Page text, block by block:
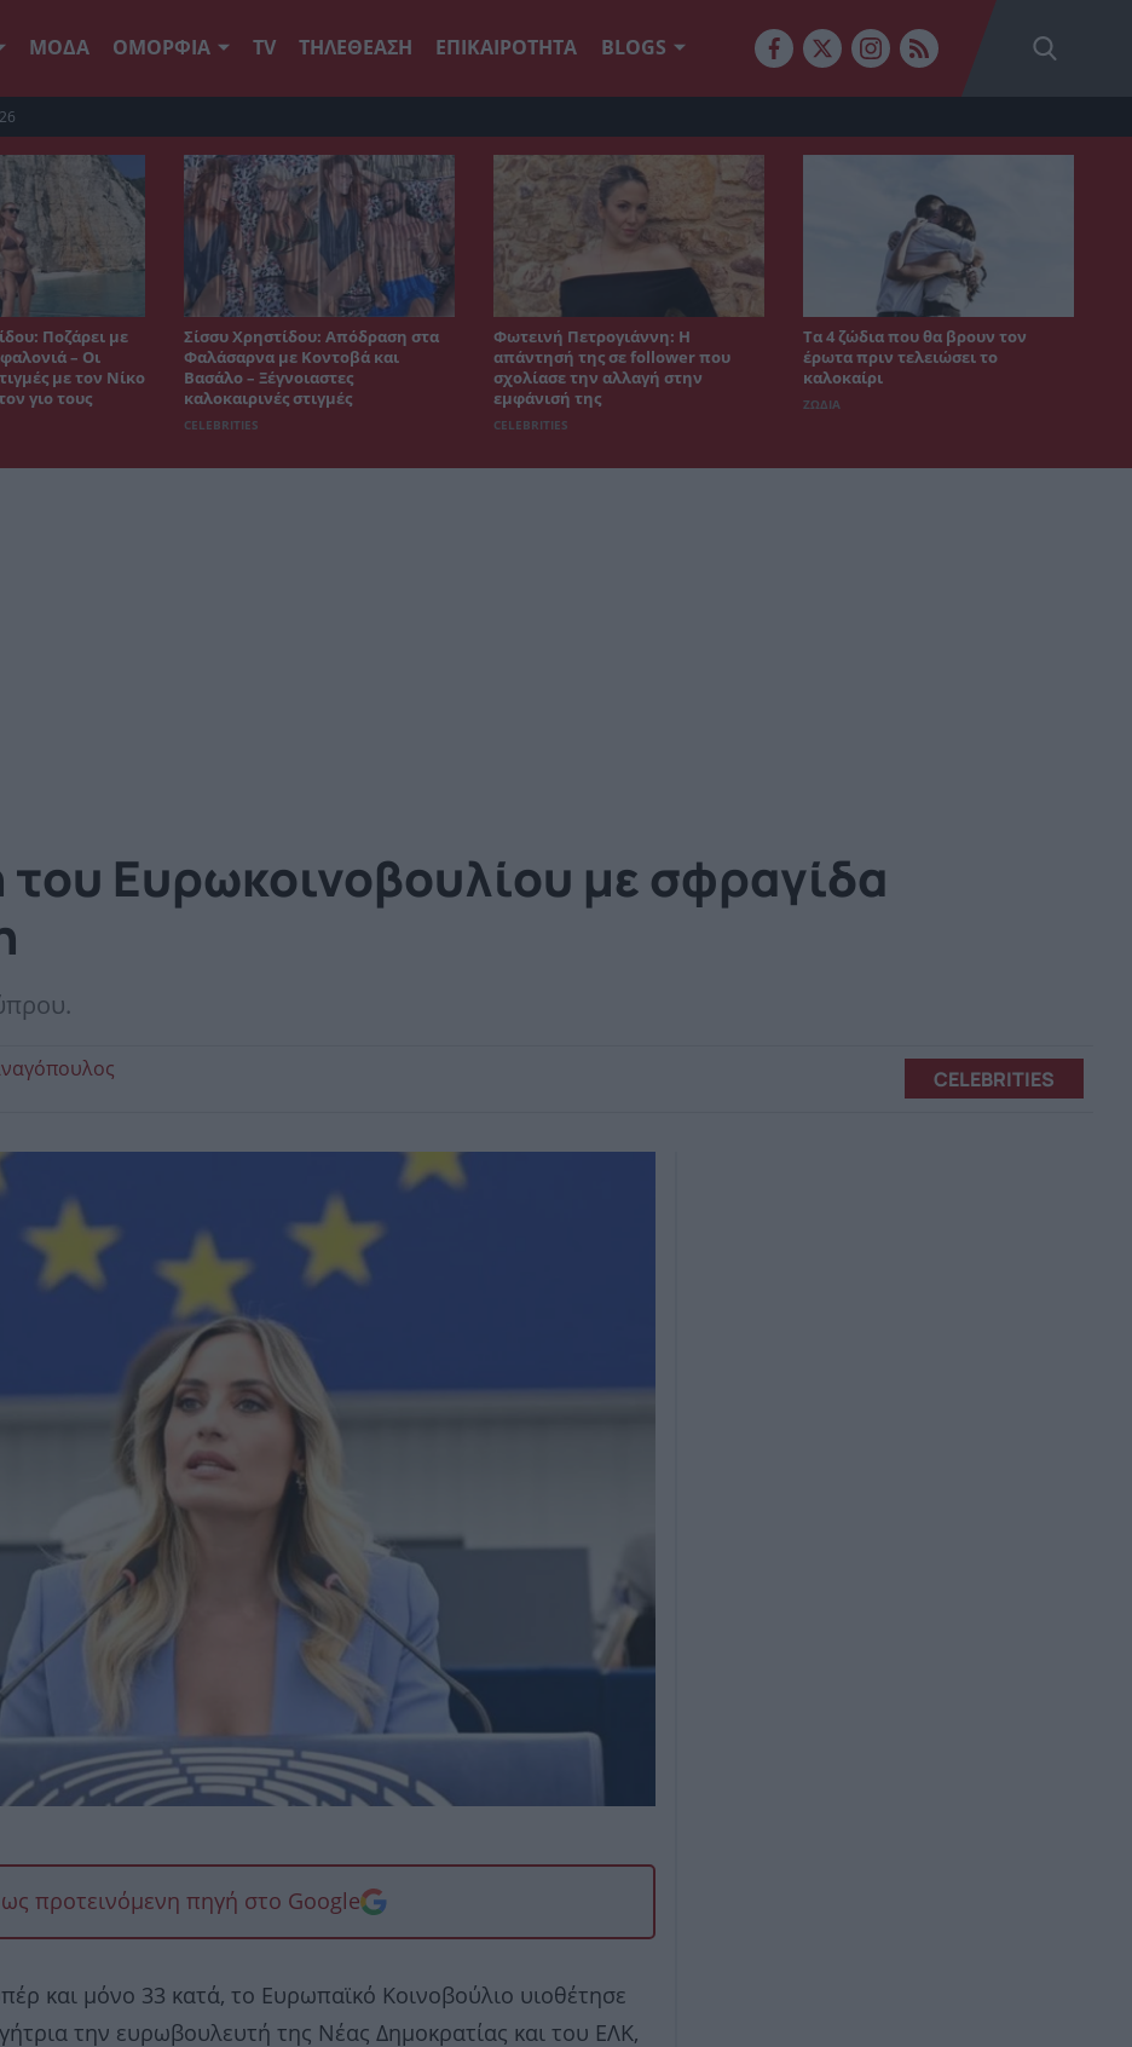
ΜΟΔΑ ΟΜΟΡΦΙΑ TV ΤΗΛΕΘΕΑΣΗ ΕΠΙΚΑΙΡΟΤΗΤΑ BLOGS
Ποζάρει με
– Οι
με τον Νίκο
γιο τους
Σίσσυ Χρηστίδου: Απόδραση στα
Φαλάσαρνα με Κοντοβά και
Βασάλο – Ξέγνοιαστες
καλοκαιρινές στιγμές
CELEBRITIES
Φωτεινή Πετρογιάννη: Η
απάντησή της σε follower που
σχολίασε την αλλαγή στην
εμφάνισή της
CELEBRITIES
Τα 4 ζώδια που θα βρουν τον
έρωτα πριν τελειώσει το
καλοκαίρι
ΖΩΔΙΑ
Ευρωκοινοβουλίου με σφραγίδα
CELEBRITIES
ως προτεινόμενη πηγή στο Google
και μόνο 33 κατά, το Ευρωπαϊκό Κοινοβούλιο υιοθέτησε
την ευρωβουλευτή της Νέας Δημοκρατίας και του ΕΛΚ,